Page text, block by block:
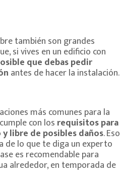
también son grandes
si vives en un edificio con
que debas pedir
antes de hacer la instalación.
más comunes para la
con los requisitos para
libre de posibles daños. Eso
de lo que te diga un experto
es recomendable para
alrededor, en temporada de